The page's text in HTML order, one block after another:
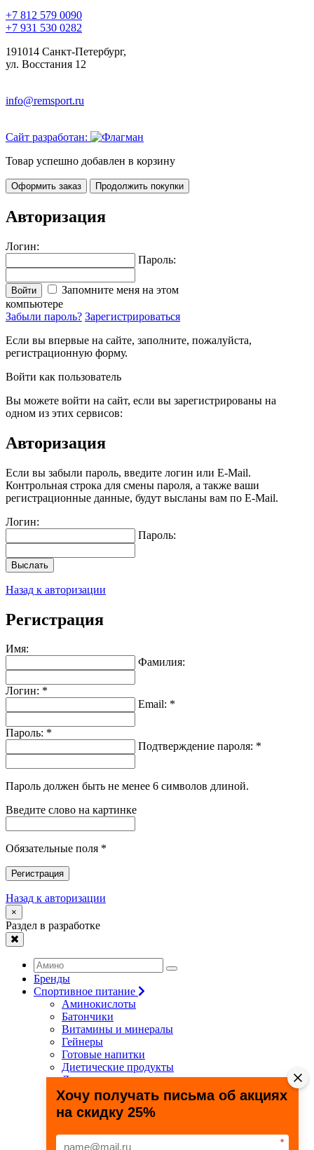
+7 812 579 0090
+7 931 530 0282
191014 Санкт-Петербург,
ул. Восстания 12
info@remsport.ru
Сайт разработан:
Товар успешно добавлен в корзину
Оформить заказ Продолжить покупки
Авторизация
Логин:
Пароль:
Войти
Запомните меня на этом
компьютере
Забыли пароль? Зарегистрироваться
Если вы впервые на сайте, заполните, пожалуйста,
регистрационную форму.
Войти как пользователь
Вы можете войти на сайт, если вы зарегистрированы на
одном из этих сервисов:
Авторизация
Если вы забыли пароль, введите логин или E-Mail.
Контрольная строка для смены пароля, а также ваши
регистрационные данные, будут высланы вам по E-Mail.
Логин:
Пароль:
Выслать
Назад к авторизации
Регистрация
Имя:
Фамилия:
Логин: *
Email: *
Пароль: *
Подтверждение пароля: *
Пароль должен быть не менее 6 символов длиной.
Введите слово на картинке
Обязательные поля *
Регистрация
Назад к авторизации
×
Раздел в разработке
Бренды
Спортивное питание
Аминокислоты
Батончики
Витамины и минералы
Гейнеры
Готовые напитки
Диетические продукты
Для связок и суставов
Жиросжигатели
Здоровье и долголетие
Креатин
Специальные препараты
Хочу получать письма об акциях
на скидку 25%
*